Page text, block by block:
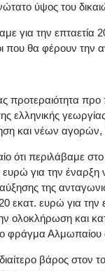
ύψος του
για την
που θα φέρουν
προτεραιότητα
ελληνικής
και νέων
ότι περιλάβαμε
ευρώ για την
της
εκατ. ευρώ για την
ολοκλήρωση και
φράγμα
βάρος στον